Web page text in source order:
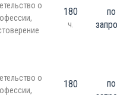
о
180
ч.
по
о
180
по